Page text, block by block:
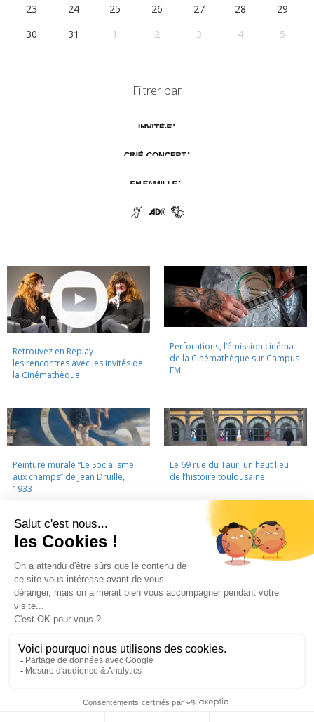
23
24 25 26 27 28
29
30
31 1 2 3 4 5
Filtrer par
Retrouvez en Replay
les rencontres avec les invités de
la Cinémathèque
Perforations, l’émission cinéma
de la Cinémathèque sur Campus
FM
Peinture murale “Le Socialisme
aux champs” de Jean Druille,
1933
Le 69 rue du Taur, un haut lieu
de l’histoire toulousaine
LA CINÉMATHÈQUE · CONTACTS · LETTRE D'INFORMATION ·
PARTENAIRES
MENTIONS LÉGALES
La Cinémathèque de Toulouse
La Cinémathèque de Toulouse © 2015. Tous droits réservés.